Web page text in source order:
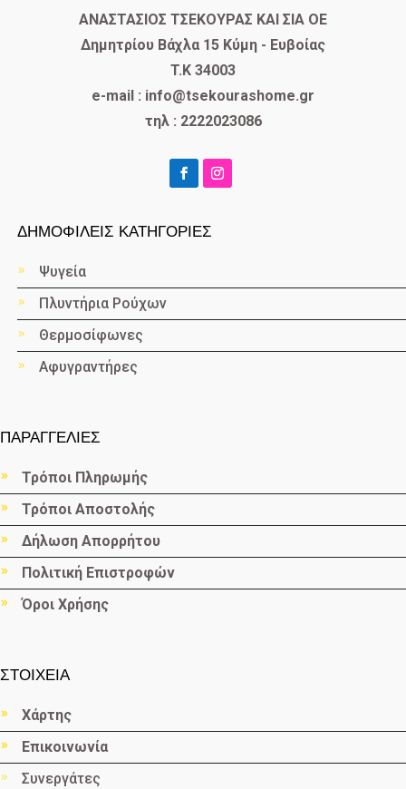
​ΑΝΑΣΤΑΣΙΟΣ ΤΣΕΚΟΥΡΑΣ ΚΑΙ ΣΙΑ ΟΕ
Δημητρίου Βάχλα 15 Κύμη - Ευβοίας
T.K 34003
e-mail : info@tsekourashome.gr
τηλ : 2222023086
ΔΗΜΟΦΙΛΕΙΣ ΚΑΤΗΓΟΡΙΕΣ
Ψυγεία
Πλυντήρια Ρούχων
Θερμοσίφωνες
Αφυγραντήρες
ΠΑΡΑΓΓΕΛΙΕΣ
Τρόποι Πληρωμής
Τρόποι Αποστολής
Δήλωση Απορρήτου
Πολιτική Επιστροφών
Όροι Χρήσης
ΣΤΟΙΧΕΙΑ
Χάρτης
Επικοινωνία
Συνεργάτες